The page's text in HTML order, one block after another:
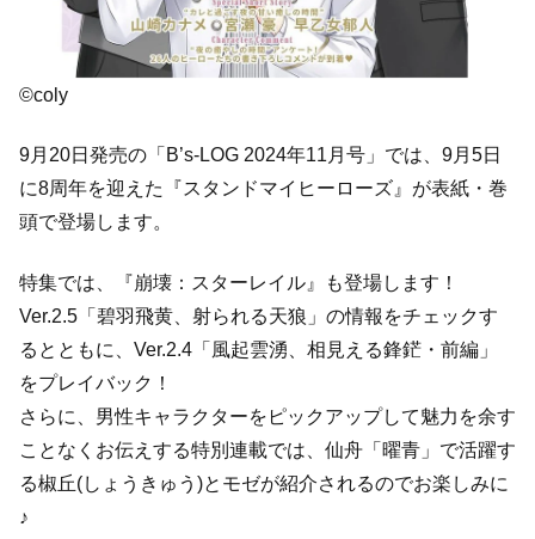
©coly
9月20日発売の「B’s-LOG 2024年11月号」では、9月5日
に8周年を迎えた『スタンドマイヒーローズ』が表紙・巻
頭で登場します。
特集では、『崩壊：スターレイル』も登場します！
Ver.2.5「碧羽飛黄、射られる天狼」の情報をチェックす
るとともに、Ver.2.4「風起雲湧、相見える鋒鋩・前編」
をプレイバック！
さらに、男性キャラクターをピックアップして魅力を余す
ことなくお伝えする特別連載では、仙舟「曜青」で活躍す
る椒丘(しょうきゅう)とモゼが紹介されるのでお楽しみに
♪